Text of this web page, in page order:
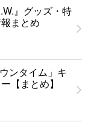
』グッズ・特
まとめ
ンタイム」キ
【まとめ】